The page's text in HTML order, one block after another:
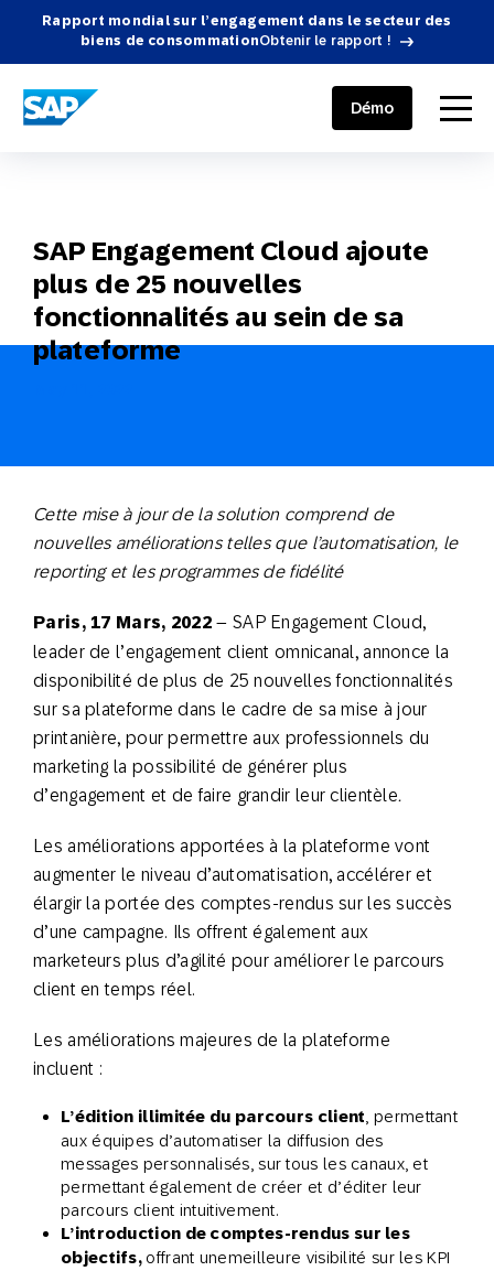
Rapport mondial sur l’engagement dans le secteur des
biens de consommationObtenir le rapport !
SAP ENGAGEMENT CLOUD menu
Démo
SAP Engagement Cloud ajoute
plus de 25 nouvelles
fonctionnalités au sein de sa
plateforme
Cette mise à jour de la solution comprend de
nouvelles améliorations telles que l’automatisation, le
reporting et les programmes de fidélité
Paris, 17 Mars, 2022 – SAP Engagement Cloud,
leader de l’engagement client omnicanal, annonce la
disponibilité de plus de 25 nouvelles fonctionnalités
sur sa plateforme dans le cadre de sa mise à jour
printanière, pour permettre aux professionnels du
marketing la possibilité de générer plus
d’engagement et de faire grandir leur clientèle.
Les améliorations apportées à la plateforme vont
augmenter le niveau d’automatisation, accélérer et
élargir la portée des comptes-rendus sur les succès
d’une campagne. Ils offrent également aux
marketeurs plus d’agilité pour améliorer le parcours
client en temps réel.
Les améliorations majeures de la plateforme
incluent :
L’édition illimitée du parcours client, permettant
aux équipes d’automatiser la diffusion des
messages personnalisés, sur tous les canaux, et
permettant également de créer et d’éditer leur
parcours client intuitivement.
L’introduction de comptes-rendus sur les
objectifs, offrant unemeilleure visibilité sur les KPI